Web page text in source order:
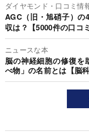
ダイヤモンド・口コミ情
AGC（旧・旭硝子）の
収は？【5000件の口コ
ニュースな本
脳の神経細胞の修復
べ物」の名前とは【脳